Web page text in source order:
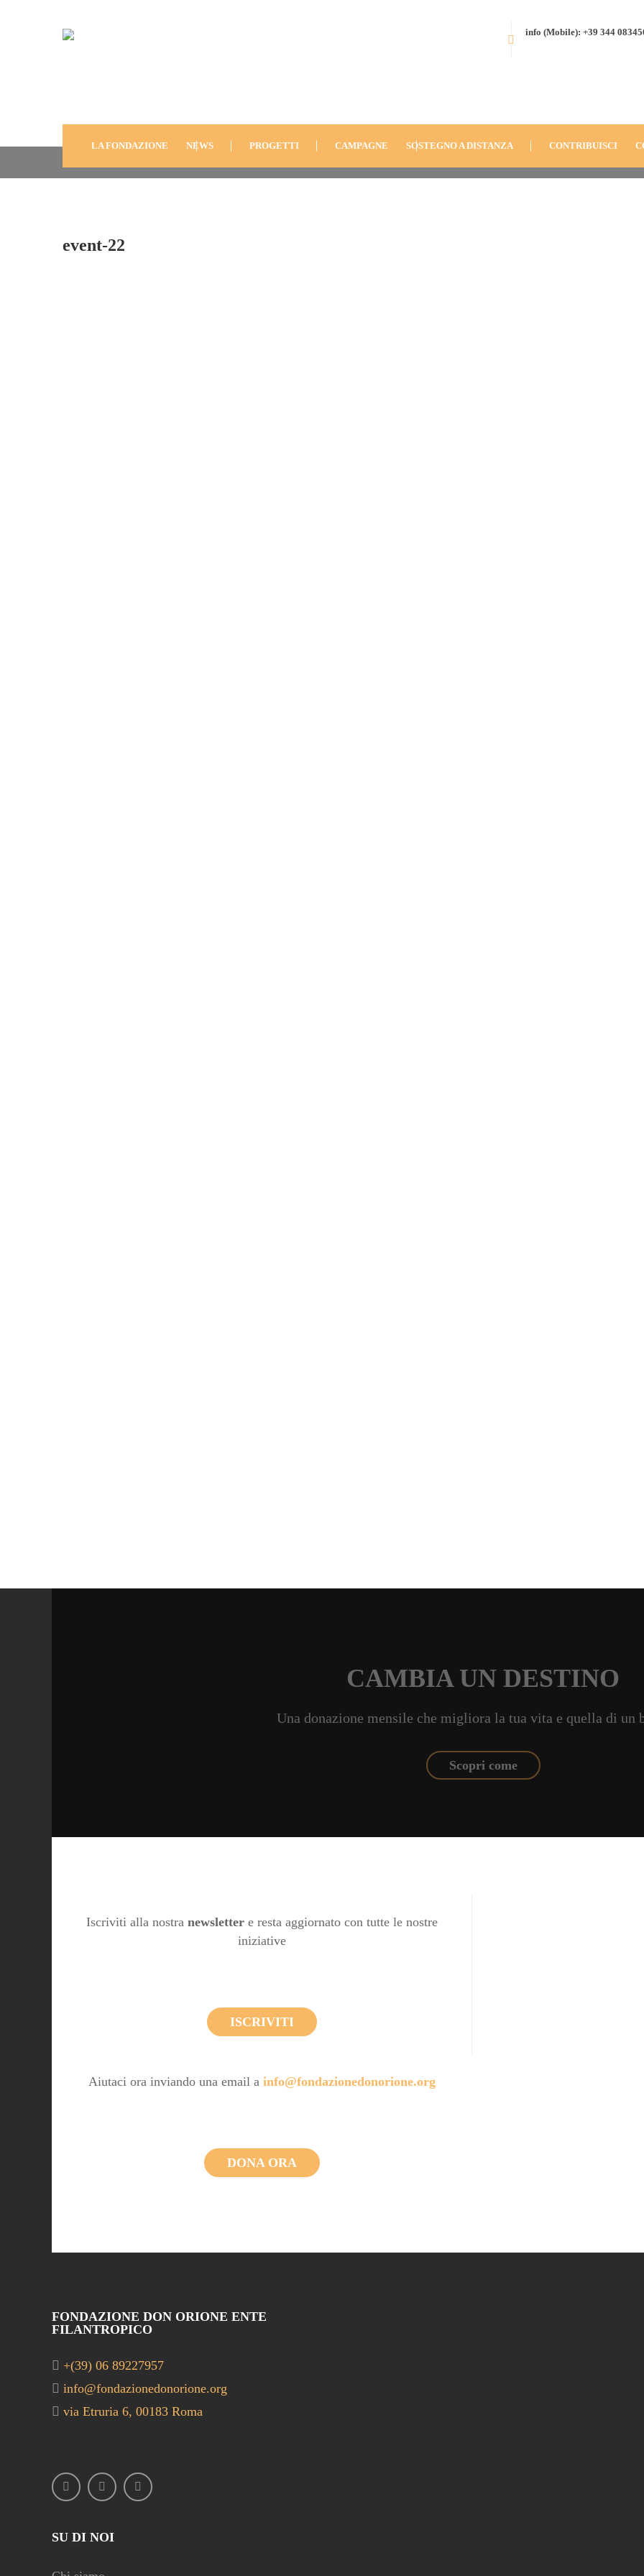
info (Mobile): +39 344
LA FONDAZIONE NEWS PROGETTI CAMPAGNE SOSTEGNO A DISTANZA CONTRIBUISCI
event-22
CAMBIA UN DESTINO
Una donazione mensile che migliora la tua vita e quella di un
Scopri come
Iscriviti alla nostra newslettere resta aggiornato con tutte le nostre
iniziative
ISCRIVITI
Aiutaci ora inviando una email a info@fondazionedonorione.org
DONA ORA
FONDAZIONE DON ORIONE ENTE
FILANTROPICO
+(39) 06 89227957
info@fondazionedonorione.org
via Etruria 6, 00183 Roma
SU DI NOI